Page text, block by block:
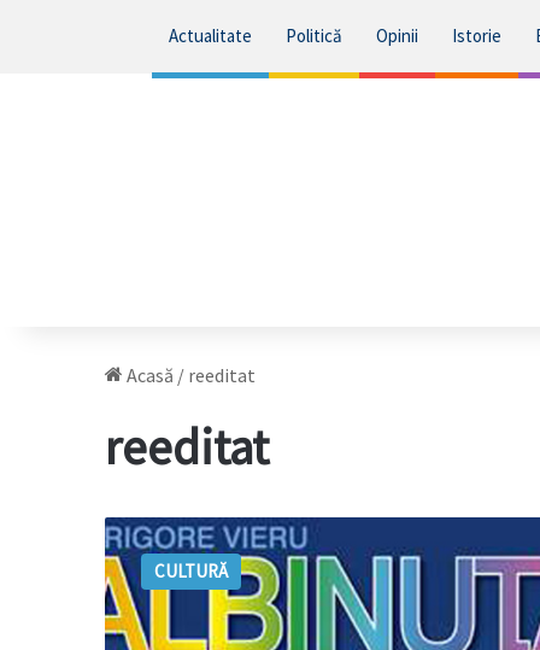
Actualitate Politică Opinii Istorie
Acasă / reeditat
reeditat
Abecedarul
lui
Vieru,
în
vogă
CULTURĂ